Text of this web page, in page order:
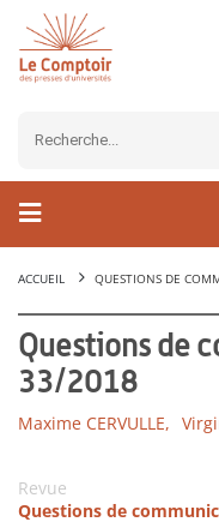
ACCUEIL QUESTIONS DE
Questions de
33/2018
Maxime CERVULLE,
Revue
Questions de